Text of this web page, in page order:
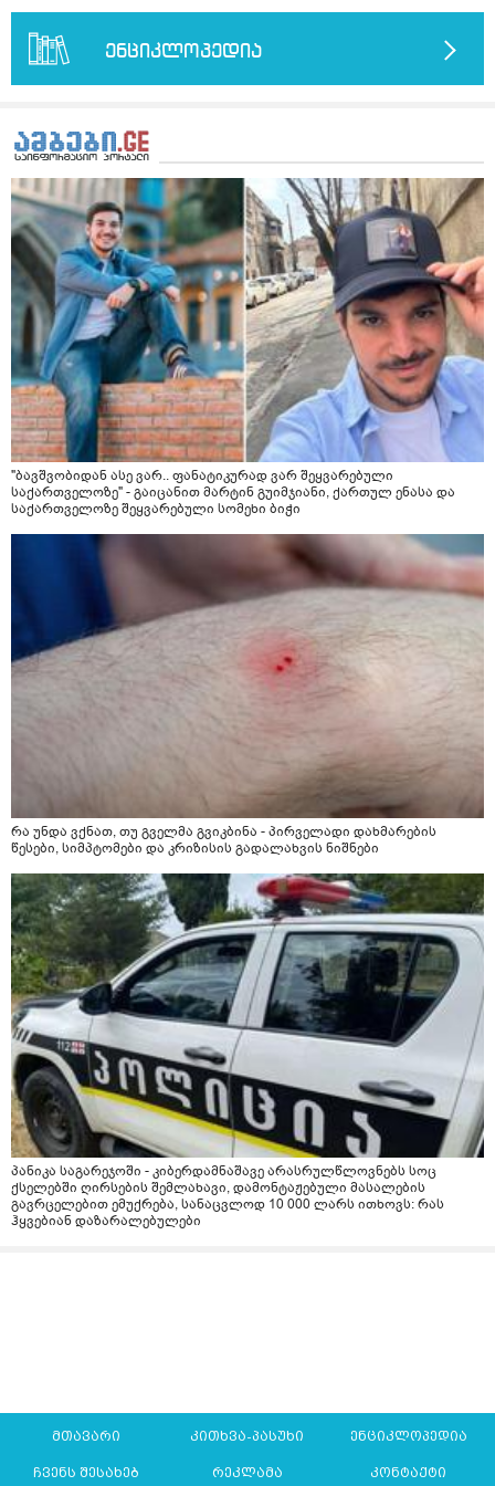
დამამშვიდებელი( მშვიდი ძილისთვის)
ენციკლოპედია
"ბავშვობიდან ასე ვარ.. ფანატიკურად ვარ შეყვარებული
საქართველოზე" - გაიცანით მარტინ გუიმჯიანი, ქართულ ენასა და
საქართველოზე შეყვარებული სომეხი ბიჭი
რა უნდა ვქნათ, თუ გველმა გვიკბინა - პირველადი დახმარების
წესები, სიმპტომები და კრიზისის გადალახვის ნიშნები
პანიკა საგარეჯოში - კიბერდამნაშავე არასრულწლოვნებს სოც
ქსელებში ღირსების შემლახავი, დამონტაჟებული მასალების
გავრცელებით ემუქრება, სანაცვლოდ 10 000 ლარს ითხოვს: რას
ჰყვებიან დაზარალებულები
მთავარი კითხვა-პასუხი ენციკლოპედია
ჩვენს შესახებ რეკლამა კონტაქტი